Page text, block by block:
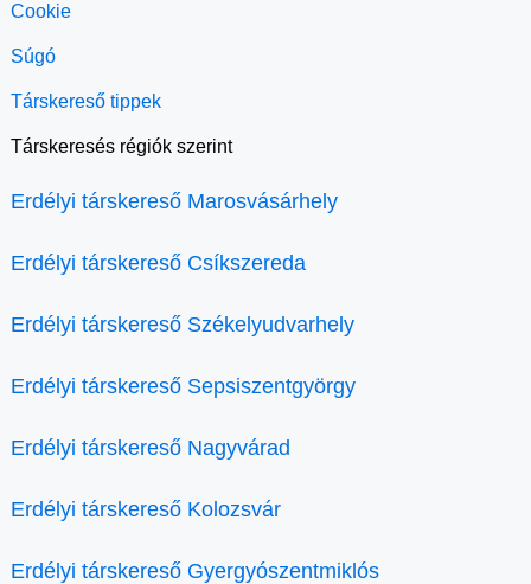
Cookie
Súgó
Társkereső tippek
Társkeresés régiók szerint
Erdélyi társkereső Marosvásárhely
Erdélyi társkereső Csíkszereda
Erdélyi társkereső Székelyudvarhely
Erdélyi társkereső Sepsiszentgyörgy
Erdélyi társkereső Nagyvárad
Erdélyi társkereső Kolozsvár
Erdélyi társkereső Gyergyószentmiklós